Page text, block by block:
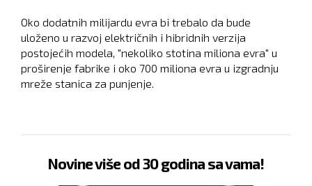
Oko dodatnih milijardu evra bi trebalo da bude
uloženo u razvoj električnih i hibridnih verzija
postojećih modela, "nekoliko stotina miliona evra" u
proširenje fabrike i oko 700 miliona evra u izgradnju
mreže stanica za punjenje.
Novine više od 30 godina sa vama!